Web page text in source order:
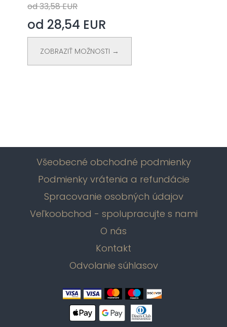
od 33,58 EUR
od 28,54 EUR
ZOBRAZIŤ MOŽNOSTI →
Všeobecné obchodné podmienky
Podmienky vrátenia a refundácie
Spracovanie osobných údajov
Veľkoobchod - spolupracujte s nami
O nás
Kontakt
Odvolanie súhlasov